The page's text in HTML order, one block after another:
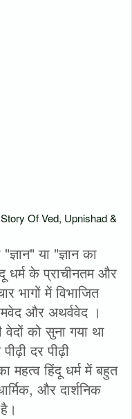
Of Ved, Upnishad &
या "ज्ञान का
धर्म के प्राचीनतम और
भागों में विभाजित
और अथर्ववेद ।
वेदों को सुना गया था
दर पीढ़ी
महत्व हिंदू धर्म में बहुत
और दार्शनिक